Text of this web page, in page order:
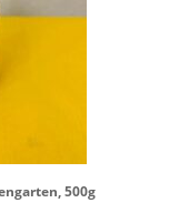
500g